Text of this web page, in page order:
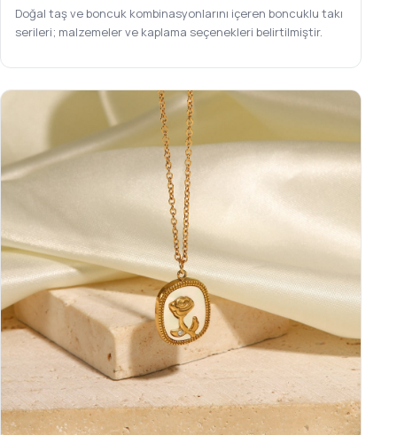
Doğal taş ve boncuk kombinasyonlarını içeren boncuklu takı
serileri; malzemeler ve kaplama seçenekleri belirtilmiştir.